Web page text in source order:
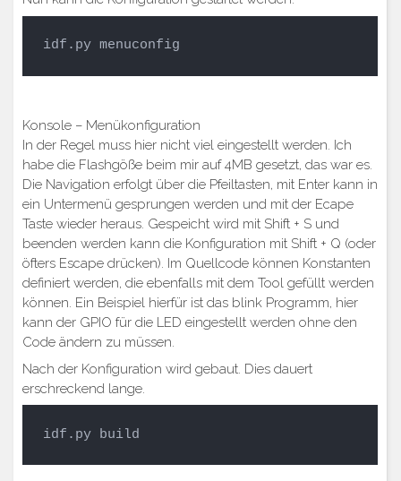
idf.py menuconfig
Konsole – Menükonfiguration
In der Regel muss hier nicht viel eingestellt werden. Ich
habe die Flashgöße beim mir auf 4MB gesetzt, das war es.
Die Navigation erfolgt über die Pfeiltasten, mit Enter kann in
ein Untermenü gesprungen werden und mit der Ecape
Taste wieder heraus. Gespeicht wird mit Shift + S und
beenden werden kann die Konfiguration mit Shift + Q (oder
öfters Escape drücken). Im Quellcode können Konstanten
definiert werden, die ebenfalls mit dem Tool gefüllt werden
können. Ein Beispiel hierfür ist das blink Programm, hier
kann der GPIO für die LED eingestellt werden ohne den
Code ändern zu müssen.
Nach der Konfiguration wird gebaut. Dies dauert
erschreckend lange.
idf.py build